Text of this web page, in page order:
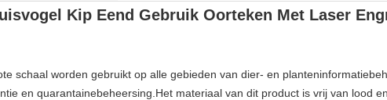
Kip Eend Gebruik Oorteken Met Laser
schaal worden gebruikt op alle gebieden van dier- en
en quarantainebeheersing.Het materiaal van dit product is vrij van lood